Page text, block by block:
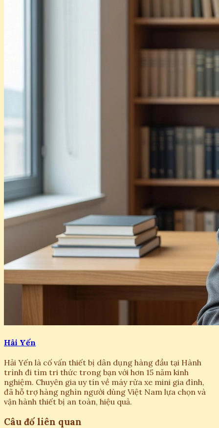
Hải Yến
Hải Yến là cố vấn thiết bị dân dụng hàng đầu tại Hành
trình đi tìm tri thức trong bạn với hơn 15 năm kinh
nghiệm. Chuyên gia uy tín về máy rửa xe mini gia đình,
đã hỗ trợ hàng nghìn người dùng Việt Nam lựa chọn và
vận hành thiết bị an toàn, hiệu quả.
Câu đố liên quan